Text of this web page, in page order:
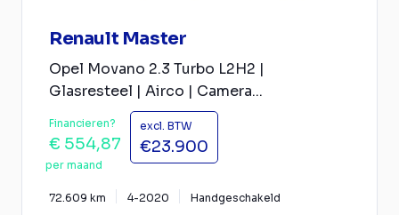
Renault Master
Opel Movano 2.3 Turbo L2H2 |
Glasresteel | Airco | Camera...
Financieren?
€ 554,87
per maand
excl. BTW
€23.900
72.609 km 4-2020 Handgeschakeld